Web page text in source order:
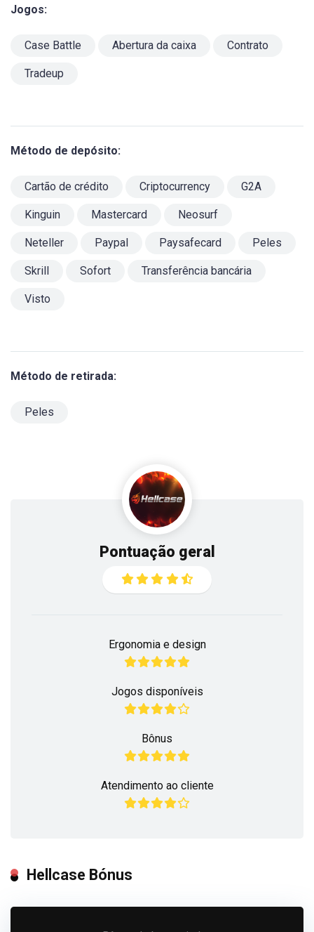
Jogos:
Case Battle Abertura da caixa Contrato
Tradeup
Método de depósito:
Cartão de crédito Criptocurrency G2A
Kinguin Mastercard Neosurf
Neteller Paypal Paysafecard Peles
Skrill Sofort Transferência bancária
Visto
Método de retirada:
Peles
Pontuação geral
Ergonomia e design
Jogos disponíveis
Bônus
Atendimento ao cliente
Hellcase Bónus